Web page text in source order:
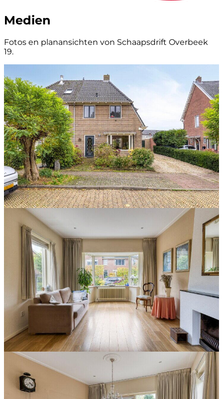
Medien
Fotos en planansichten von Schaapsdrift Overbeek
19.